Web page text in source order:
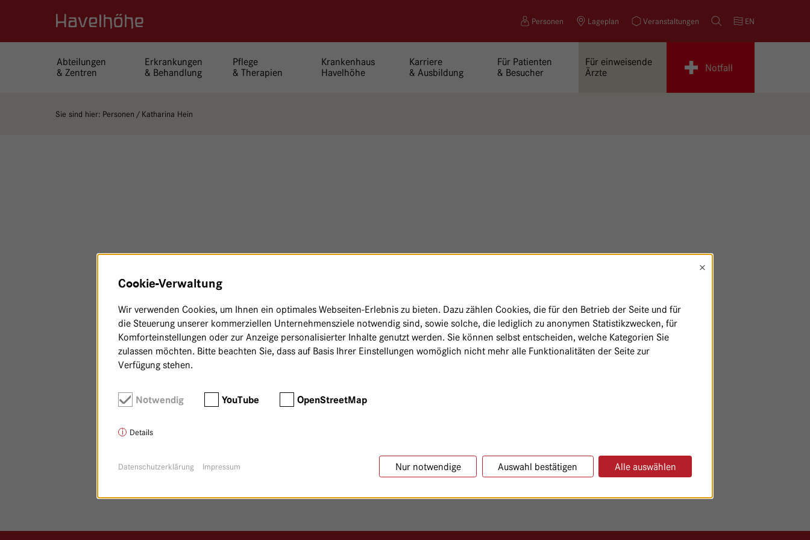
Logo Gemeinschaftskrankenhaus Havelhöhe Personen Lageplan Veranstaltungen SucheEN
Abteilungen
& Zentren
Erkrankungen
& Behandlung
Pflege
& Therapien
Krankenhaus
Havelhöhe
Karriere
& Ausbildung
Für Patienten
& Besucher
Für einweisende
Ärzte
Notfall
Sie sind hier: Personen Katharina Hein
Cookie-Verwaltung
×
Wir verwenden Cookies, um Ihnen ein optimales Webseiten-Erlebnis zu bieten. Dazu zählen Cookies, die für den Betrieb der Seite und für
die Steuerung unserer kommerziellen Unternehmensziele notwendig sind, sowie solche, die lediglich zu anonymen Statistikzwecken, für
Komforteinstellungen oder zur Anzeige personalisierter Inhalte genutzt werden. Sie können selbst entscheiden, welche Kategorien Sie
zulassen möchten. Bitte beachten Sie, dass auf Basis Ihrer Einstellungen womöglich nicht mehr alle Funktionalitäten der Seite zur
Verfügung stehen.
Notwendig YouTube OpenStreetMap
Details
Nur notwendige Auswahl bestätigen Alle auswählen
Datenschutzerklärung Impressum